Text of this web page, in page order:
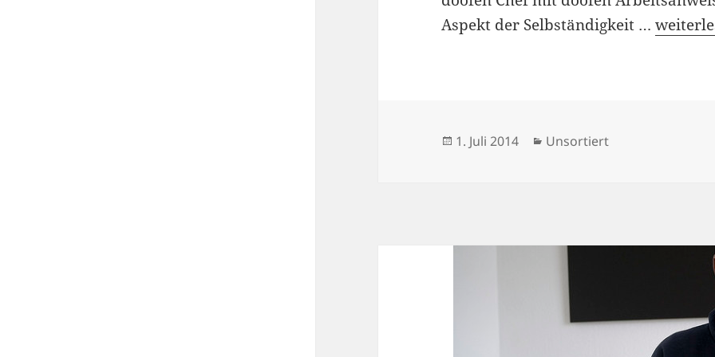
Aspekt der Selbständigkeit …Mehr
Veröffentlicht
1. Juli 2014 Kategorien
Unsortiert